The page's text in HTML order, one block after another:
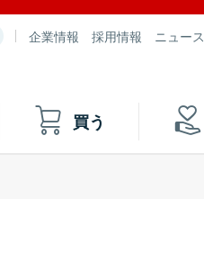
企業情報 採用情報 ニュー
買う